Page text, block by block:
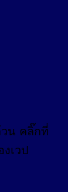
น คลิ๊กที่
เวป